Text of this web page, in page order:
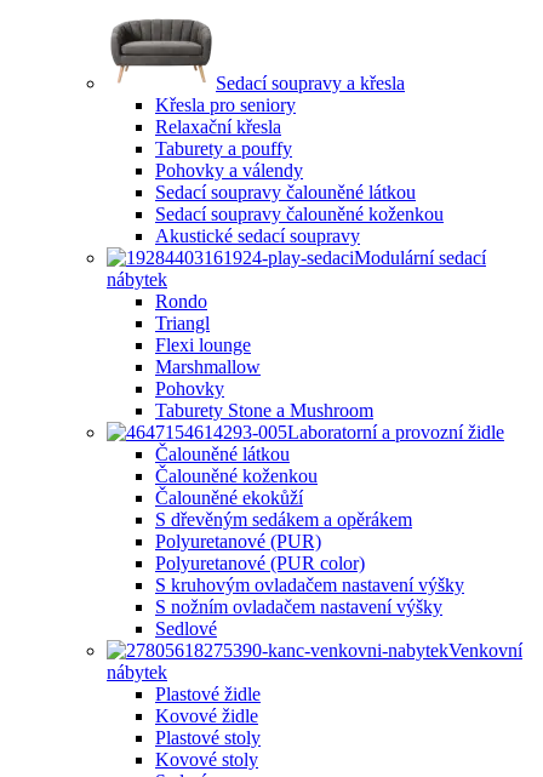
Sedací soupravy a křesla
Křesla pro seniory
Relaxační křesla
Taburety a pouffy
Pohovky a válendy
Sedací soupravy čalouněné látkou
Sedací soupravy čalouněné koženkou
Akustické sedací soupravy
Modulární sedací
nábytek
Rondo
Triangl
Flexi lounge
Marshmallow
Pohovky
Taburety Stone a Mushroom
Laboratorní a provozní židle
Čalouněné látkou
Čalouněné koženkou
Čalouněné ekokůží
S dřevěným sedákem a opěrákem
Polyuretanové (PUR)
Polyuretanové (PUR color)
S kruhovým ovladačem nastavení výšky
S nožním ovladačem nastavení výšky
Sedlové
Venkovní
nábytek
Plastové židle
Kovové židle
Plastové stoly
Kovové stoly